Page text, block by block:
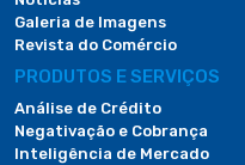
Galeria de Imagens
Revista do Comércio
PRODUTOS E SERVIÇOS
Análise de Crédito
Negativação e Cobrança
Inteligência de Mercado